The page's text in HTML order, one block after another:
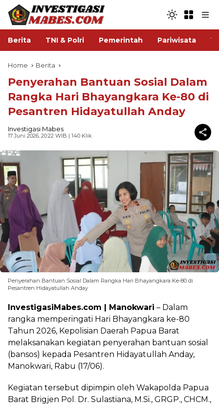
Berita TNI & Polri Pemerintah Pariwisata
Home Berita
Penyerahan Bantuan Sosial Dalam
Rangka Hari Bhayangkara Ke-80 di
Pesantren Hidayatullah Anday
Investigasi Mabes
17 Juni 2026, 20:22 WIB | 140 Klik
Penyerahan Bantuan Sosial Dalam Rangka Hari Bhayangkara Ke-80 di
Pesantren Hidayatullah Anday
InvestigasiMabes.com | Manokwari – Dalam
rangka memperingati Hari Bhayangkara ke-80
Tahun 2026, Kepolisian Daerah Papua Barat
melaksanakan kegiatan penyerahan bantuan sosial
(bansos) kepada Pesantren Hidayatullah Anday,
Manokwari, Rabu (17/06).
Kegiatan tersebut dipimpin oleh Wakapolda Papua
Barat Brigjen Pol. Dr. Sulastiana, M.Si., GRGP., CHCM.,